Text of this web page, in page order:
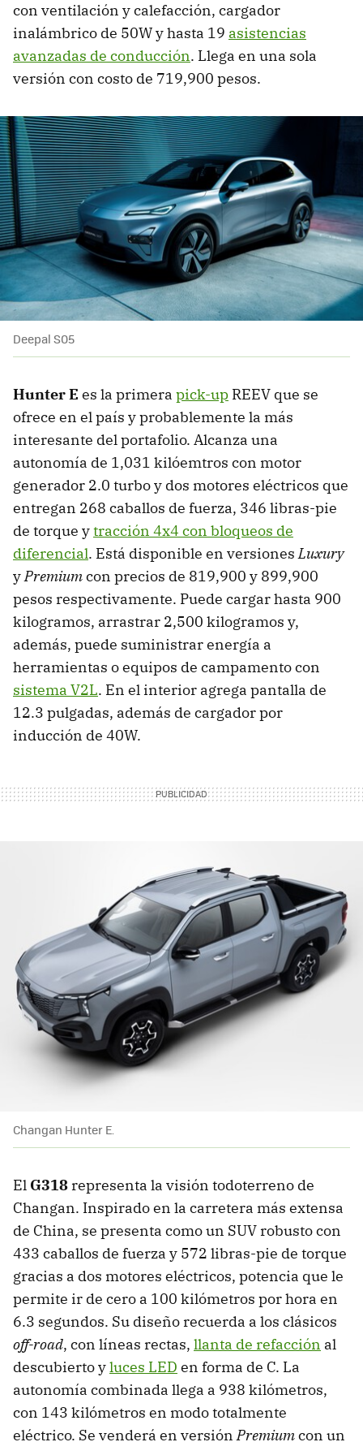
con ventilación y calefacción, cargador
inalámbrico de 50W y hasta 19 asistencias
avanzadas de conducción. Llega en una sola
versión con costo de 719,900 pesos.
Deepal S05
Hunter E es la primera pick-up REEV que se
ofrece en el país y probablemente la más
interesante del portafolio. Alcanza una
autonomía de 1,031 kilóemtros con motor
generador 2.0 turbo y dos motores eléctricos que
entregan 268 caballos de fuerza, 346 libras-pie
de torque ytracción 4x4 con bloqueos de
diferencial. Está disponible en versionesLuxury
yPremiumcon precios de 819,900 y 899,900
pesos respectivamente. Puede cargar hasta 900
kilogramos, arrastrar 2,500 kilogramos y,
además, puede suministrar energía a
herramientas o equipos de campamento con
sistema V2L. En el interior agrega pantalla de
12.3 pulgadas, además de cargador por
inducción de 40W.
Changan Hunter E.
El G318 representa la visión todoterreno de
Changan. Inspirado en la carretera más extensa
de China, se presenta como un SUV robusto con
433 caballos de fuerza y 572 libras-pie de torque
gracias a dos motores eléctricos, potencia que le
permite ir de cero a 100 kilómetros por hora en
6.3 segundos. Su diseño recuerda a los clásicos
off-road, con líneas rectas, llanta de refacción al
descubierto yluces LED en forma de C. La
autonomía combinada llega a 938 kilómetros,
con 143 kilómetros en modo totalmente
eléctrico. Se venderá en versiónPremiumcon un